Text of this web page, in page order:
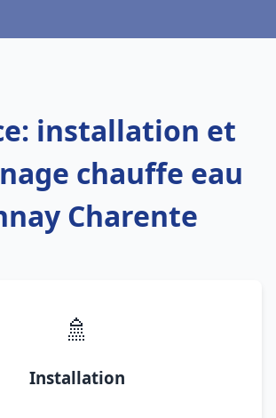
installation et
chauffe eau
Charente
🚿
Installation